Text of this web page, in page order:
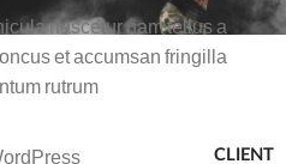
nascetur nam tellus a
et accumsan fringilla
rutrum.
CLIENT